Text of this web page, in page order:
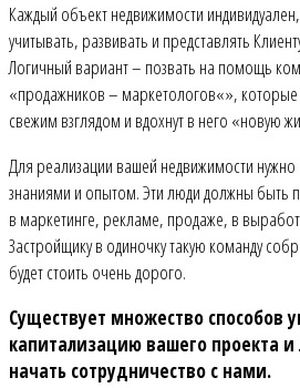
Каждый объект недвижимости
учитывать, развивать и представлять
Логичный вариант – позвать на помощь
«продажников – маркетологов«»,
свежим взглядом и вдохнут в него «новую
Для реализации вашей недвижимости
знаниями и опытом. Эти люди должны быть
в маркетинге, рекламе, продаже, в
Застройщику в одиночку такую команду
будет стоить очень дорого.
Существует множество способов
капитализацию вашего проекта
начать сотрудничество с нами.